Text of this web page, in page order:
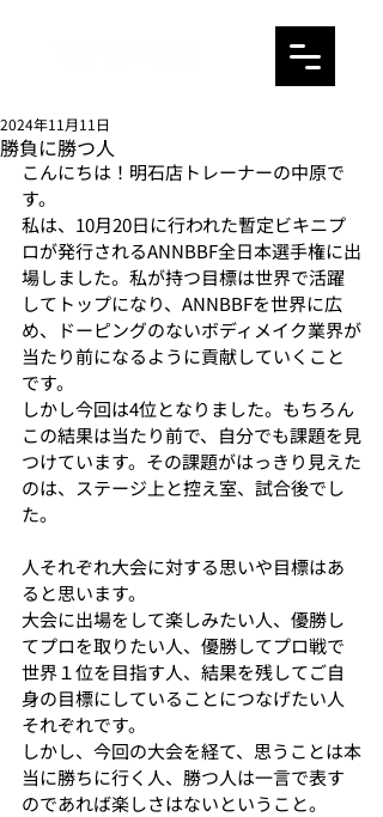
勝負に勝つ人
2024年11月11日
こんにちは！明石店トレーナーの中原で
す。
私は、10月20日に行われた暫定ビキニプ
ロが発行されるANNBBF全日本選手権に出
場しました。私が持つ目標は世界で活躍
してトップになり、ANNBBFを世界に広
め、ドーピングのないボディメイク業界が
当たり前になるように貢献していくこと
です。
しかし今回は4位となりました。もちろん
この結果は当たり前で、自分でも課題を見
つけています。その課題がはっきり見えた
のは、ステージ上と控え室、試合後でし
た。
人それぞれ大会に対する思いや目標はあ
ると思います。
大会に出場をして楽しみたい人、優勝し
てプロを取りたい人、優勝してプロ戦で
世界１位を目指す人、結果を残してご自
身の目標にしていることにつなげたい人
それぞれです。
しかし、今回の大会を経て、思うことは本
当に勝ちに行く人、勝つ人は一言で表す
のであれば楽しさはないということ。